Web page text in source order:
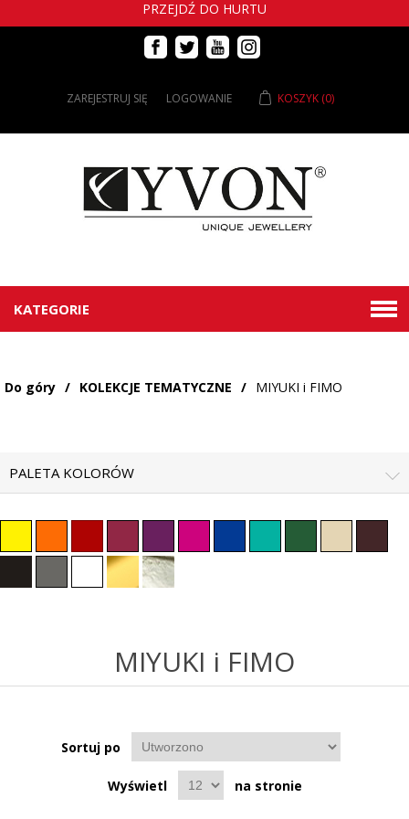
PRZEJDŹ DO HURTU
ZAREJESTRUJ SIĘ LOGOWANIE KOSZYK (0)
KATEGORIE
Do góry / KOLEKCJE TEMATYCZNE / MIYUKI i FIMO
PALETA KOLORÓW
MIYUKI i FIMO
Sortuj po
Wyświetl na stronie